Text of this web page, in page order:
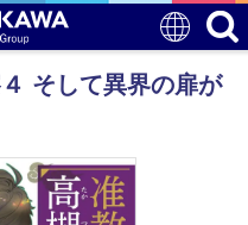
そして異界の扉が